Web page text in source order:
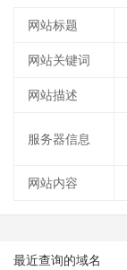
网站标题
网站关键词
网站描述
服务器信息
网站内容
最近查询的域名